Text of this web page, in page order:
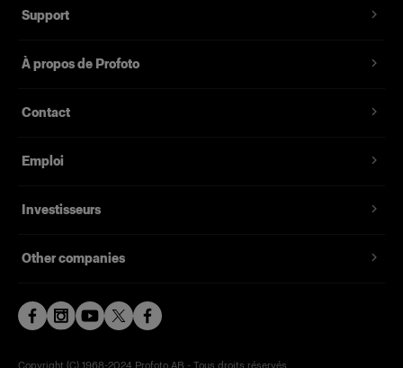
Support
À propos de Profoto
Contact
Emploi
Investisseurs
Other companies
Copyright (C) 1968-2024 Profoto AB - Tous droits réservés.